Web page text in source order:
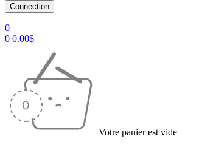
0
0 0.00$
Votre panier est vide